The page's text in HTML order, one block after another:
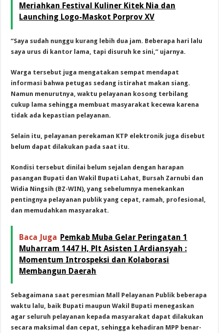
Meriahkan Festival Kuliner Kitek Nia dan
Launching Logo-Maskot Porprov XV
“Saya sudah nunggu kurang lebih dua jam. Beberapa hari lalu
saya urus di kantor lama, tapi disuruh ke sini,” ujarnya.
Warga tersebut juga mengatakan sempat mendapat
informasi bahwa petugas sedang istirahat makan siang.
Namun menurutnya, waktu pelayanan kosong terbilang
cukup lama sehingga membuat masyarakat kecewa karena
tidak ada kepastian pelayanan.
Selain itu, pelayanan perekaman KTP elektronik juga disebut
belum dapat dilakukan pada saat itu.
Kondisi tersebut dinilai belum sejalan dengan harapan
pasangan Bupati dan Wakil Bupati Lahat, Bursah Zarnubi dan
Widia Ningsih (BZ-WIN), yang sebelumnya menekankan
pentingnya pelayanan publik yang cepat, ramah, profesional,
dan memudahkan masyarakat.
Baca Juga Pemkab Muba Gelar Peringatan 1
Muharram 1447 H, Plt Asisten I Ardiansyah :
Momentum Introspeksi dan Kolaborasi
Membangun Daerah
Sebagaimana saat peresmian Mall Pelayanan Publik beberapa
waktu lalu, baik Bupati maupun Wakil Bupati menegaskan
agar seluruh pelayanan kepada masyarakat dapat dilakukan
secara maksimal dan cepat, sehingga kehadiran MPP benar-